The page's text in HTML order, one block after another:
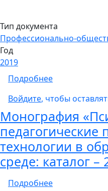
Тип документа
Профессионально-
Год
2019
Подробнеео
Войдите, чтобы
Монография
технологии в
среде: каталог –
Подробнеео